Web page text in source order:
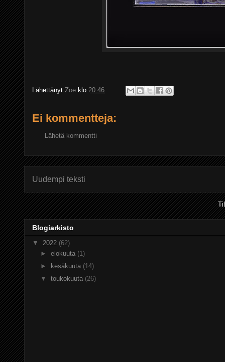
Lähettänyt Zoe klo 20:46
Ei kommentteja:
Lähetä kommentti
Uudempi teksti
Blogiarkisto
▼ 2022 (62)
► elokuuta (1)
►
kesäkuuta (14)
▼ toukokuuta (26)